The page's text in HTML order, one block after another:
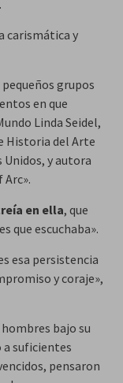
carismática y
grupos
en que
Linda Seidel,
Historia del Arte
Unidos, y autora
en ella, que
que escuchaba».
esa persistencia
y coraje»,
bajo su
a suficientes
pensaron